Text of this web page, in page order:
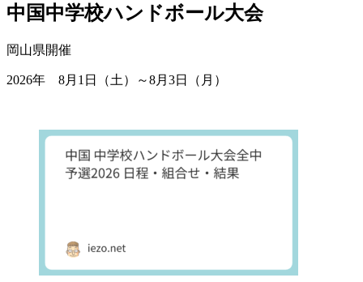
中国中学校ハンドボール大会
岡山県開催
2026年 8月1日（土）～8月3日（月）